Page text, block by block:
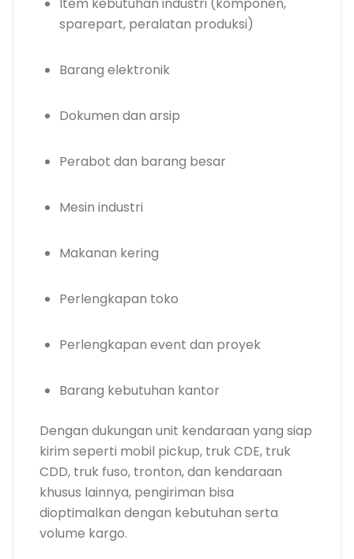
sparepart, peralatan produksi)
Barang elektronik
Dokumen dan arsip
Perabot dan barang besar
Mesin industri
Makanan kering
Perlengkapan toko
Perlengkapan event dan proyek
Barang kebutuhan kantor
Dengan dukungan unit kendaraan yang siap
kirim seperti mobil pickup, truk CDE, truk
CDD, truk fuso, tronton, dan kendaraan
khusus lainnya, pengiriman bisa
dioptimalkan dengan kebutuhan serta
volume kargo.